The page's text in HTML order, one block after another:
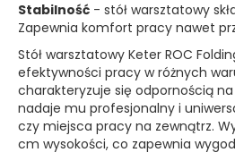
Stabilność - stół warsztatowy
Zapewnia komfort pracy nawet
Stół warsztatowy Keter ROC
efektywności pracy w różnych
charakteryzuje się odpornością
nadaje mu profesjonalny i
czy miejsca pracy na zewnątrz.
cm wysokości, co zapewnia